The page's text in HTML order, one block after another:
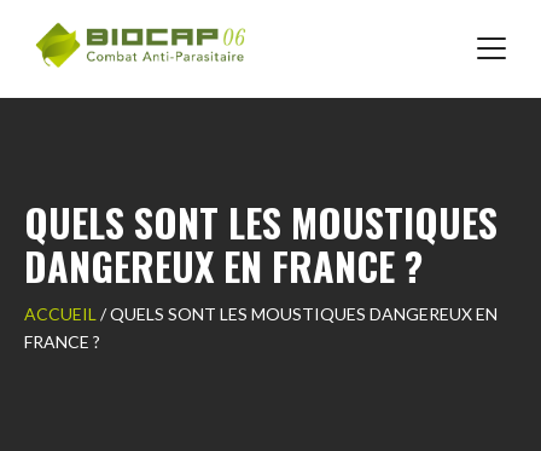
QUELS SONT LES MOUSTIQUES
DANGEREUX EN FRANCE ?
ACCUEIL /QUELS SONT LES MOUSTIQUES DANGEREUX EN
FRANCE ?